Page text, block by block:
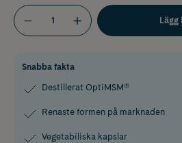
Lägg
Snabba fakta
Destillerat OptiMSM®
Renaste formen på marknaden
Vegetabiliska kapslar